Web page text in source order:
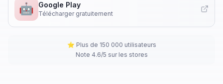
🤖 Google Play
Télécharger gratuitement
⭐ Plus de 150 000 utilisateurs
Note 4.6/5 sur les stores